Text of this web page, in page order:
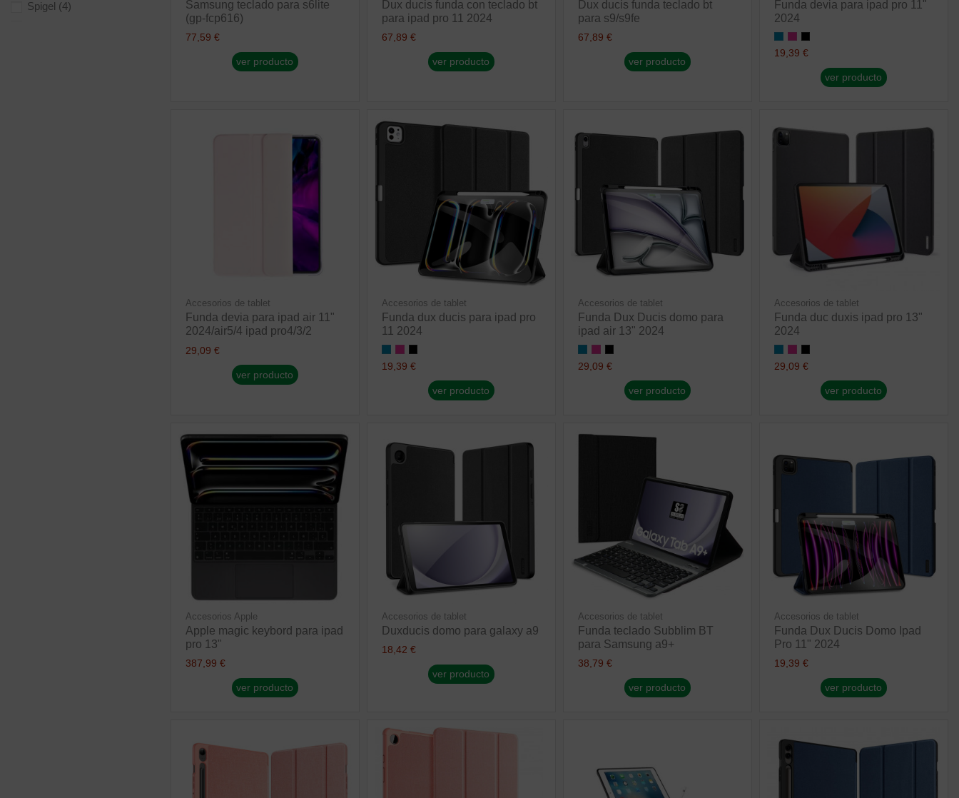
Samsung teclado para s6lite
(gp-fcp616)
77,59 €
ver producto
Dux ducis funda con teclado bt
para ipad pro 11 2024
67,89 €
ver producto
Dux ducis funda teclado bt
para s9/s9fe
67,89 €
ver producto
Funda devia para ipad pro 11"
2024
19,39 €
ver producto
Accesorios de tablet
Funda devia para ipad air 11"
2024/air5/4 ipad pro4/3/2
29,09 €
ver producto
Accesorios de tablet
Funda dux ducis para ipad pro
11 2024
19,39 €
ver producto
Accesorios de tablet
Funda Dux Ducis domo para
ipad air 13" 2024
29,09 €
ver producto
Accesorios de tablet
Funda duc duxis ipad pro 13"
2024
29,09 €
ver producto
Accesorios Apple
Apple magic keybord para ipad
pro 13"
387,99 €
ver producto
Accesorios de tablet
Duxducis domo para galaxy a9
18,42 €
ver producto
Accesorios de tablet
Funda teclado Subblim BT
para Samsung a9+
38,79 €
ver producto
Accesorios de tablet
Funda Dux Ducis Domo Ipad
Pro 11" 2024
19,39 €
ver producto
Spigel (4)